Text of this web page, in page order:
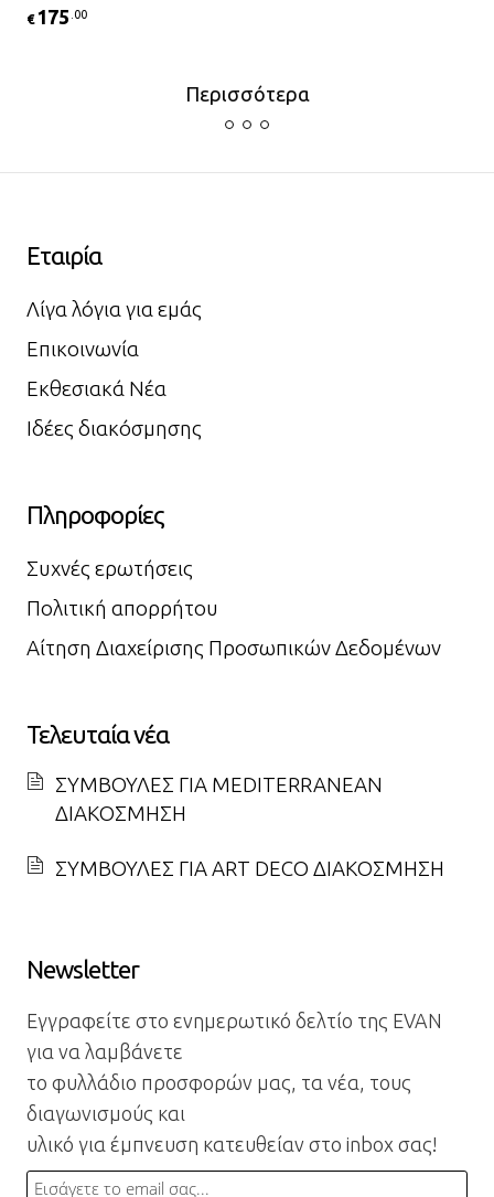
€ 175 .00
Περισσότερα
Εταιρία
Λίγα λόγια για εμάς
Επικοινωνία
Εκθεσιακά Νέα
Ιδέες διακόσμησης
Πληροφορίες
Συχνές ερωτήσεις
Πολιτική απορρήτου
Αίτηση Διαχείρισης Προσωπικών Δεδομένων
Τελευταία νέα
ΣΥΜΒΟΥΛΕΣ ΓΙΑ MEDITERRANEAN
ΔΙΑΚΟΣΜΗΣΗ
ΣΥΜΒΟΥΛΕΣ ΓΙΑ ART DECO ΔΙΑΚΟΣΜΗΣΗ
Newsletter
Εγγραφείτε στο ενημερωτικό δελτίο της EVAN
για να λαμβάνετε
το φυλλάδιο προσφορών μας, τα νέα, τους
διαγωνισμούς και
υλικό για έμπνευση κατευθείαν στο inbox σας!